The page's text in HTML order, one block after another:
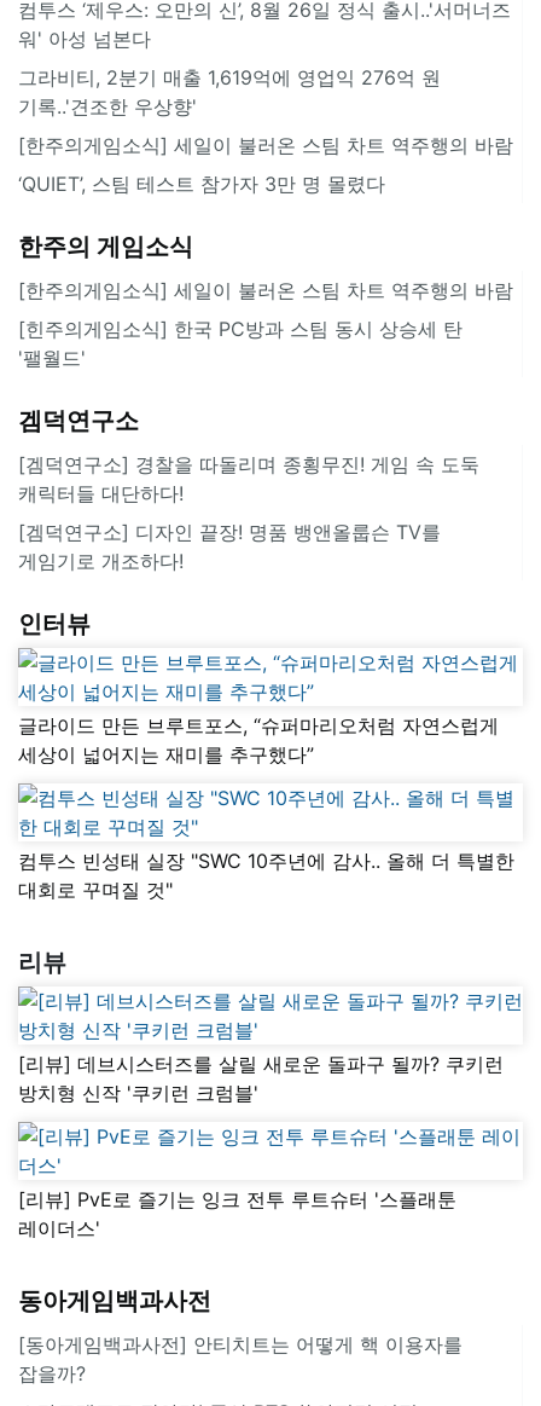
컴투스 ‘제우스: 오만의 신’, 8월 26일 정식 출시..'서머너즈
워' 아성 넘본다
그라비티, 2분기 매출 1,619억에 영업익 276억 원
기록..'견조한 우상향'
[한주의게임소식] 세일이 불러온 스팀 차트 역주행의 바람
‘QUIET’, 스팀 테스트 참가자 3만 명 몰렸다
한주의 게임소식
[한주의게임소식] 세일이 불러온 스팀 차트 역주행의 바람
[힌주의게임소식] 한국 PC방과 스팀 동시 상승세 탄
'팰월드'
겜덕연구소
[겜덕연구소] 경찰을 따돌리며 종횡무진! 게임 속 도둑
캐릭터들 대단하다!
[겜덕연구소] 디자인 끝장! 명품 뱅앤올룹슨 TV를
게임기로 개조하다!
인터뷰
글라이드 만든 브루트포스, “슈퍼마리오처럼 자연스럽게
세상이 넓어지는 재미를 추구했다”
컴투스 빈성태 실장 "SWC 10주년에 감사.. 올해 더 특별한
대회로 꾸며질 것"
리뷰
[리뷰] 데브시스터즈를 살릴 새로운 돌파구 될까? 쿠키런
방치형 신작 '쿠키런 크럼블'
[리뷰] PvE로 즐기는 잉크 전투 루트슈터 '스플래툰
레이더스'
동아게임백과사전
[동아게임백과사전] 안티치트는 어떻게 핵 이용자를
잡을까?